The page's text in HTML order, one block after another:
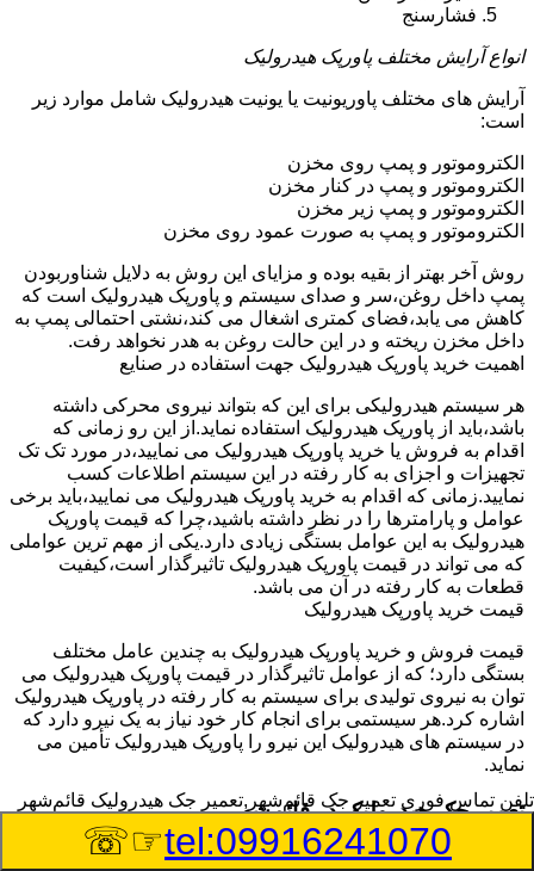
فشارسنج
انواع آرایش مختلف پاورپک هیدرولیک
آرایش های مختلف پاوریونیت یا یونیت هیدرولیک شامل موارد زیر
است:
الکتروموتور و پمپ روی مخزن
الکتروموتور و پمپ در کنار مخزن
الکتروموتور و پمپ زیر مخزن
الکتروموتور و پمپ به صورت عمود روی مخزن
روش آخر بهتر از بقیه بوده و مزایای این روش به دلایل شناوربودن
پمپ داخل روغن،سر و صدای سیستم و پاورپک هیدرولیک است که
کاهش می یابد،فضای کمتری اشغال می کند،نشتی احتمالی پمپ به
داخل مخزن ریخته و در این حالت روغن به هدر نخواهد رفت.
اهمیت خرید پاورپک هیدرولیک جهت استفاده در صنایع
هر سیستم هیدرولیکی برای این که بتواند نیروی محرکی داشته
باشد،باید از پاورپک هیدرولیک استفاده نماید.از این رو زمانی که
اقدام به فروش یا خرید پاورپک هیدرولیک می نمایید،در مورد تک تک
تجهیزات و اجزای به کار رفته در این سیستم اطلاعات کسب
نمایید.زمانی که اقدام به خرید پاورپک هیدرولیک می نمایید،باید برخی
عوامل و پارامترها را در نظر داشته باشید،چرا که قیمت پاورپک
هیدرولیک به این عوامل بستگی زیادی دارد.یکی از مهم ترین عواملی
که می تواند در قیمت پاورپک هیدرولیک تاثیرگذار است،کیفیت
قطعات به کار رفته در آن می باشد.
قیمت خرید پاورپک هیدرولیک
قیمت فروش و خرید پاورپک هیدرولیک به چندین عامل مختلف
بستگی دارد؛ که از عوامل تاثیرگذار در قیمت پاورپک هیدرولیک می
توان به نیروی تولیدی برای سیستم به کار رفته در پاورپک هیدرولیک
اشاره کرد.هر سیستمی برای انجام کار خود نیاز به یک نیرو دارد که
در سیستم های هیدرولیک این نیرو را پاورپک هیدرولیک تأمین می
نماید.
تعمیر جک هیدرولیک در قائم‌شهر
وسیله‎ای که با عملکرد خود موجب بلند شدن اهرم و یا وزن سنگین
تلفن تماس فوری تعمیر جک قائم‌شهر,تعمیر جک هیدرولیک قائم‌شهر
tel:09916241070
☞☏